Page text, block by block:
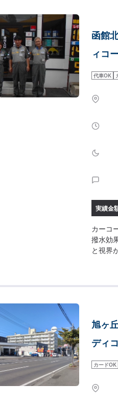
函館
ィコ
代車OK
実績金
カーコ
撥水効
と視界
旭ヶ
ディ
カードOK